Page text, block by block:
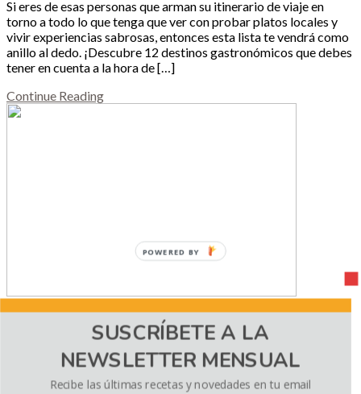
Si eres de esas personas que arman su itinerario de viaje en
torno a todo lo que tenga que ver con probar platos locales y
vivir experiencias sabrosas, entonces esta lista te vendrá como
anillo al dedo. ¡Descubre 12 destinos gastronómicos que debes
tener en cuenta a la hora de […]
Continue Reading
Pad Thai de Pollo
Noviembre 10, 2015 37 comments
Hoy les traigo una receta que había prometido que publicaría
SUSCRÍBETE A LA
NEWSLETTER MENSUAL
Recibe las últimas recetas y novedades en tu email
POWERED BY